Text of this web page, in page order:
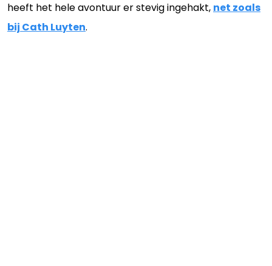
heeft het hele avontuur er stevig ingehakt, net zoals
bij Cath Luyten.